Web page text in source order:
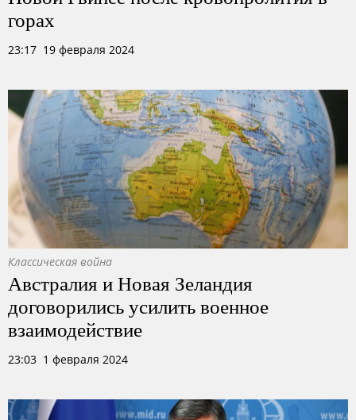
горах
23:17 19 февраля 2024
Классическая война
Австралия и Новая Зеландия
договорились усилить военное
взаимодействие
23:03 1 февраля 2024